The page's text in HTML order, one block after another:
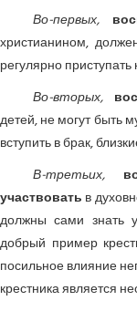
Во-первых,
христианином,
регулярно
Во-вторых,
детей, не могут быть
вступить в брак,
В-третьих,
участвовать в
должны сами знать
добрый пример
посильное влияние
крестника является